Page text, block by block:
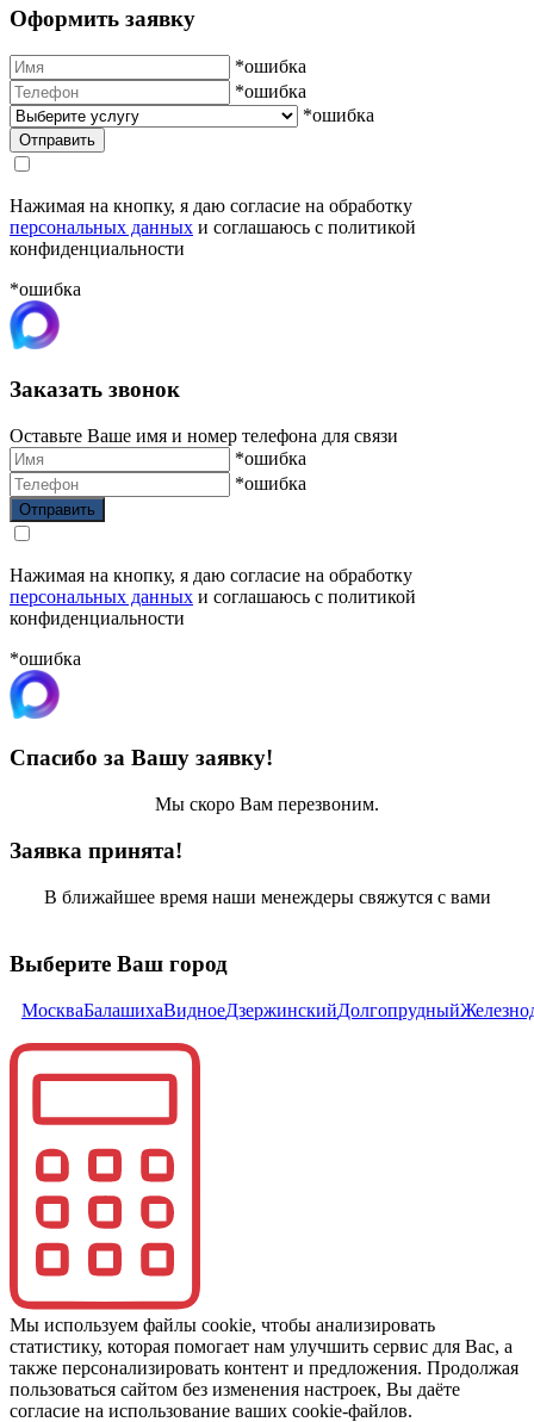
Оформить заявку
*ошибка
*ошибка
*ошибка
Нажимая на кнопку, я даю согласие на обработку
персональных данных и соглашаюсь с политикой
конфиденциальности
*ошибка
Заказать звонок
Оставьте Ваше имя и номер телефона для связи
*ошибка
*ошибка
Нажимая на кнопку, я даю согласие на обработку
персональных данных и соглашаюсь с политикой
конфиденциальности
*ошибка
Спасибо за Вашу заявку!
Мы скоро Вам перезвоним.
Заявка принята!
В ближайшее время наши менеждеры свяжутся с вами
Выберите Ваш город
МоскваБалашихаВидноеДзержинскийДолгопрудный
Мы используем файлы cookie, чтобы анализировать
статистику, которая помогает нам улучшить сервис для Вас, а
также персонализировать контент и предложения. Продолжая
пользоваться сайтом без изменения настроек, Вы даёте
согласие на использование ваших cookie-файлов.